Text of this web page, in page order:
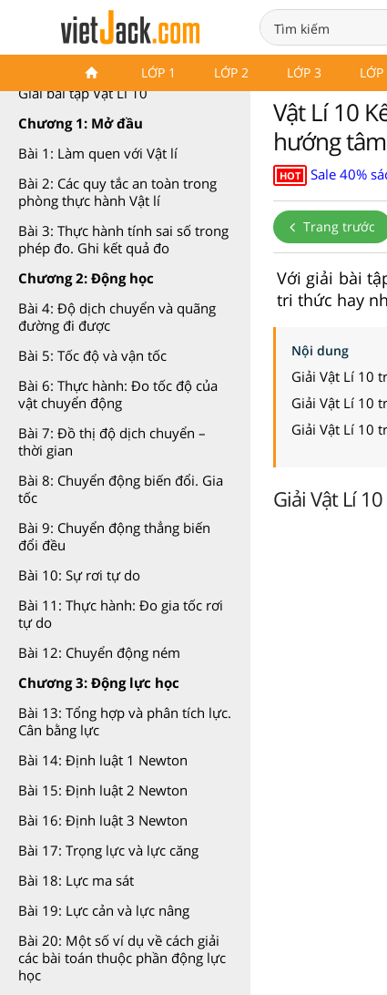
LỚP 1 LỚP 2 LỚP 3
Vật Lí 10 Kết nối tri thức
Giải bài tập Vật Lí 10
Chương 1: Mở đầu
Bài 1: Làm quen với Vật lí
Bài 2: Các quy tắc an toàn trong
phòng thực hành Vật lí
Bài 3: Thực hành tính sai số trong
phép đo. Ghi kết quả đo
Chương 2: Động học
Bài 4: Độ dịch chuyển và quãng
đường đi được
Bài 5: Tốc độ và vận tốc
Bài 6: Thực hành: Đo tốc độ của
vật chuyển động
Bài 7: Đồ thị độ dịch chuyển –
thời gian
Bài 8: Chuyển động biến đổi. Gia
tốc
Bài 9: Chuyển động thẳng biến
đổi đều
Bài 10: Sự rơi tự do
Bài 11: Thực hành: Đo gia tốc rơi
tự do
Bài 12: Chuyển động ném
Chương 3: Động lực học
Bài 13: Tổng hợp và phân tích lực.
Cân bằng lực
Bài 14: Định luật 1 Newton
Bài 15: Định luật 2 Newton
Bài 16: Định luật 3 Newton
Bài 17: Trọng lực và lực căng
Bài 18: Lực ma sát
Bài 19: Lực cản và lực nâng
Bài 20: Một số ví dụ về cách giải
các bài toán thuộc phần động lực
học
Vật Lí 10
hướng tâm
HOT Sale 40%
Trang trước
Với giải bài
tri thức hay
Nội dung
Giải Vật Lí 10
Giải Vật Lí 10
Giải Vật Lí 10
Giải Vật Lí